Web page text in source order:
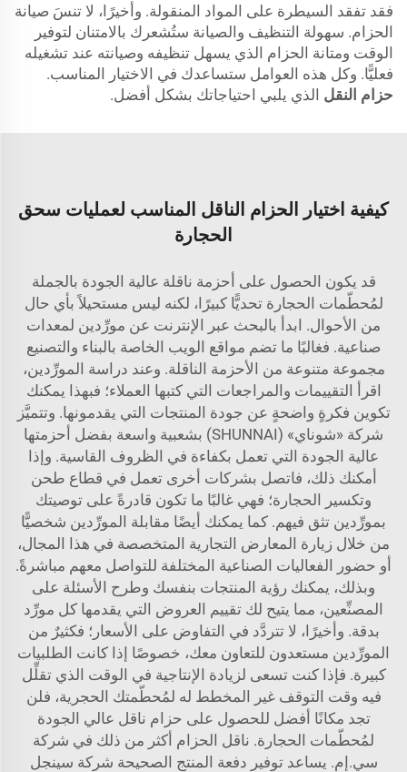
فقد تفقد السيطرة على المواد المنقولة. وأخيرًا، لا تنسَ صيانة
الحزام. سهولة التنظيف والصيانة ستُشعرك بالامتنان لتوفير
الوقت ومتانة الحزام الذي يسهل تنظيفه وصيانته عند تشغيله
فعليًّا. وكل هذه العوامل ستساعدك في الاختيار المناسب.
حزام النقل الذي يلبي احتياجاتك بشكل أفضل.
كيفية اختيار الحزام الناقل المناسب لعمليات سحق
الحجارة
قد يكون الحصول على أحزمة ناقلة عالية الجودة بالجملة
لمُحطّمات الحجارة تحديًّا كبيرًا، لكنه ليس مستحيلاً بأي حال
من الأحوال. ابدأ بالبحث عبر الإنترنت عن مورِّدين لمعدات
صناعية. فغالبًا ما تضم مواقع الويب الخاصة بالبناء والتصنيع
مجموعة متنوعة من الأحزمة الناقلة. وعند دراسة المورِّدين،
اقرأ التقييمات والمراجعات التي كتبها العملاء؛ فبهذا يمكنك
تكوين فكرةٍ واضحةٍ عن جودة المنتجات التي يقدمونها. وتتميَّز
شركة «شوناي» (SHUNNAI) بشعبية واسعة بفضل أحزمتها
عالية الجودة التي تعمل بكفاءة في الظروف القاسية. وإذا
أمكنك ذلك، فاتصل بشركات أخرى تعمل في قطاع طحن
وتكسير الحجارة؛ فهي غالبًا ما تكون قادرةً على توصيتك
بمورِّدين تثق فيهم. كما يمكنك أيضًا مقابلة المورِّدين شخصيًّا
من خلال زيارة المعارض التجارية المتخصصة في هذا المجال،
أو حضور الفعاليات الصناعية المختلفة للتواصل معهم مباشرةً.
وبذلك، يمكنك رؤية المنتجات بنفسك وطرح الأسئلة على
المصنِّعين، مما يتيح لك تقييم العروض التي يقدمها كل مورِّد
بدقة. وأخيرًا، لا تتردَّد في التفاوض على الأسعار؛ فكثيرٌ من
المورِّدين مستعدون للتعاون معك، خصوصًا إذا كانت الطلبيات
كبيرة. فإذا كنت تسعى لزيادة الإنتاجية في الوقت الذي تقلِّل
فيه وقت التوقف غير المخطط له لمُحطّمتك الحجرية، فلن
تجد مكانًا أفضل للحصول على حزام ناقل عالي الجودة
لمُحطّمات الحجارة. ناقل الحزام أكثر من ذلك في شركة
سي.إم. يساعد توفير دفعة المنتج الصحيحة شركة سينجل